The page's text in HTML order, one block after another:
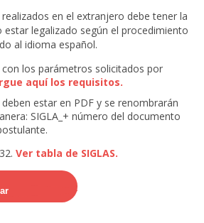
en el extranjero debe tener la
estar legalizado según el procedimiento
al idioma español.
los parámetros solicitados por
aquí los requisitos.
estar en PDF y se renombrarán
SIGLA_+ número del documento
Ver tabla de SIGLAS.